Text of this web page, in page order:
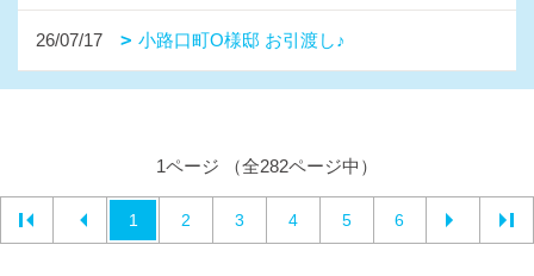
26/07/17 小路口町O様邸 お引渡し♪
1ページ （全282ページ中）
1 2 3 4 5 6